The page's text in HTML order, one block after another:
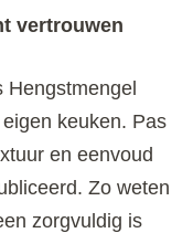
vertrouwen
Hengstmengel
keuken. Pas
en eenvoud
Zo weten
zorgvuldig is